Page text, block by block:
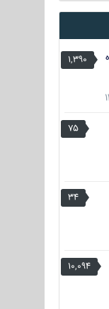
1,390
75
34
10,094